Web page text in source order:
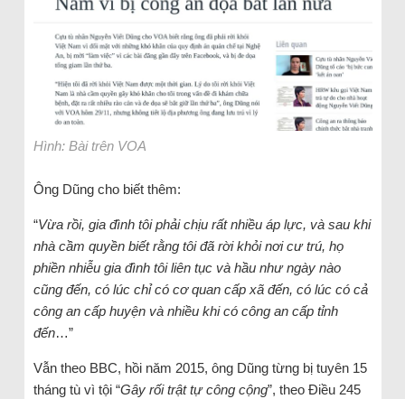
Hình: Bài trên VOA
Ông Dũng cho biết thêm:
“Vừa rồi, gia đình tôi phải chịu rất nhiều áp lực, và sau khi
nhà cầm quyền biết rằng tôi đã rời khỏi nơi cư trú, họ
phiền nhiễu gia đình tôi liên tục và hầu như ngày nào
cũng đến, có lúc chỉ có cơ quan cấp xã đến, có lúc có cả
công an cấp huyện và nhiều khi có công an cấp tỉnh
đến…”
Vẫn theo BBC, hồi năm 2015, ông Dũng từng bị tuyên 15
tháng tù vì tội “Gây rối trật tự công cộng”, theo Điều 245